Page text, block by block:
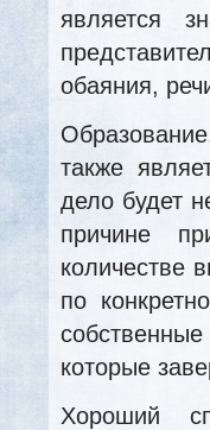
является
обаяния,
также
дело будет
причине
количестве
по
которые
Хороший